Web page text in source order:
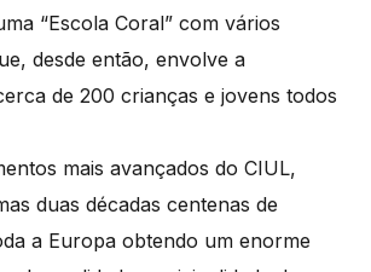
“Escola Coral” com vários
desde então, envolve a
de 200 crianças e jovens todos
mais avançados do CIUL,
duas décadas centenas de
a Europa obtendo um enorme